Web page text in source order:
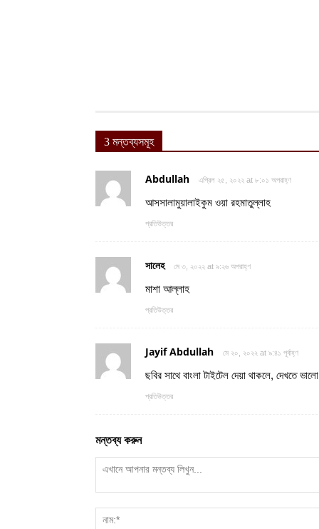
3 মন্তব্যসমূহ
Abdullah এপ্রিল ২৫, ২০২২ at ৮:০১ অপরাহ্ণ
আসসালামুয়ালাইকুম ওয়া রহমাতুল্লাহ
প্রতিউত্তর
সালেহ মে ৩, ২০২২ at ৯:২৬ অপরাহ্ণ
মাশা আল্লাহ
প্রতিউত্তর
Jayif Abdullah মে ২০, ২০২২ at ৯:৪১ পূর্বাহ্ণ
ছবির সাথে বাংলা টাইটেল দেয়া থাকলে, দেখতে
প্রতিউত্তর
মন্তব্য করুন